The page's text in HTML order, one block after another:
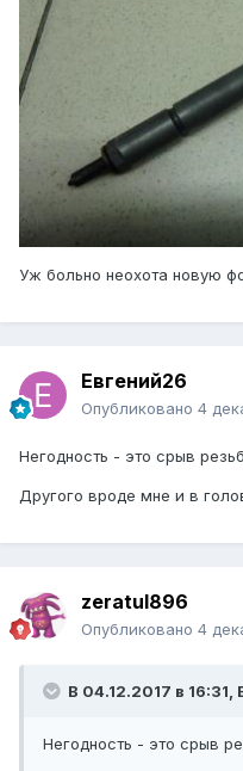
Уж больно неохота новую
Евгений26
Опубликовано 4
Негодность - это срыв
Другого вроде мне и в
zeratul896
Опубликовано 4
В 04.12.2017 в 16:31,
Негодность - это срыв